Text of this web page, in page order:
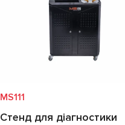
MS111
Стенд для діагностики